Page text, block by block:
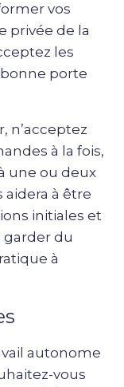
vos
privée de la
les
porte
n’acceptez
à la fois,
une ou deux
aidera à être
initiales et
garder du
à
autonome
vous